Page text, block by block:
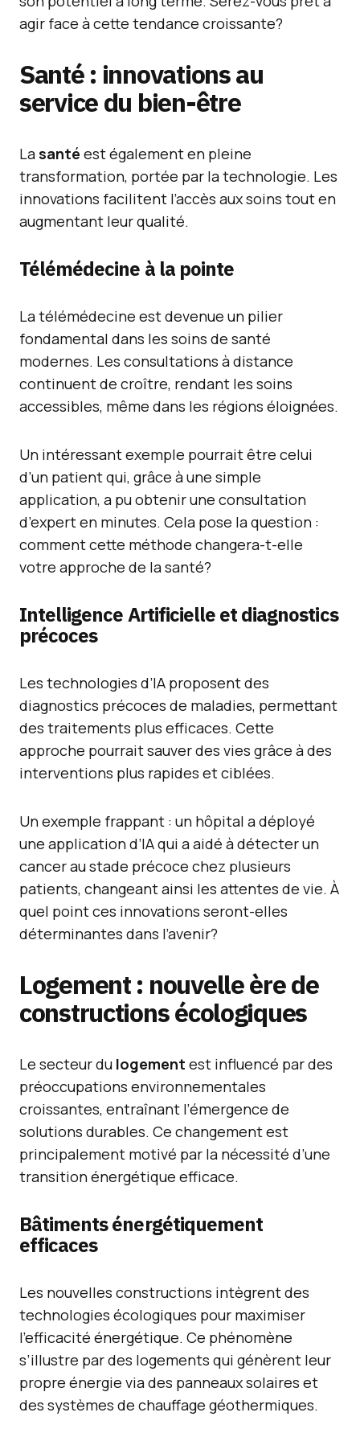
agir face à cette tendance croissante?
Santé : innovations au
service du bien-être
La santé est également en pleine
transformation, portée par la technologie. Les
innovations facilitent l’accès aux soins tout en
augmentant leur qualité.
Télémédecine à la pointe
La télémédecine est devenue un pilier
fondamental dans les soins de santé
modernes. Les consultations à distance
continuent de croître, rendant les soins
accessibles, même dans les régions éloignées.
Un intéressant exemple pourrait être celui
d’un patient qui, grâce à une simple
application, a pu obtenir une consultation
d’expert en minutes. Cela pose la question :
comment cette méthode changera-t-elle
votre approche de la santé?
Intelligence Artificielle et diagnostics
précoces
Les technologies d’IA proposent des
diagnostics précoces de maladies, permettant
des traitements plus efficaces. Cette
approche pourrait sauver des vies grâce à des
interventions plus rapides et ciblées.
Un exemple frappant : un hôpital a déployé
une application d’IA qui a aidé à détecter un
cancer au stade précoce chez plusieurs
patients, changeant ainsi les attentes de vie. À
quel point ces innovations seront-elles
déterminantes dans l’avenir?
Logement : nouvelle ère de
constructions écologiques
Le secteur du logement est influencé par des
préoccupations environnementales
croissantes, entraînant l’émergence de
solutions durables. Ce changement est
principalement motivé par la nécessité d’une
transition énergétique efficace.
Bâtiments énergétiquement
efficaces
Les nouvelles constructions intègrent des
technologies écologiques pour maximiser
l’efficacité énergétique. Ce phénomène
s’illustre par des logements qui génèrent leur
propre énergie via des panneaux solaires et
des systèmes de chauffage géothermiques.